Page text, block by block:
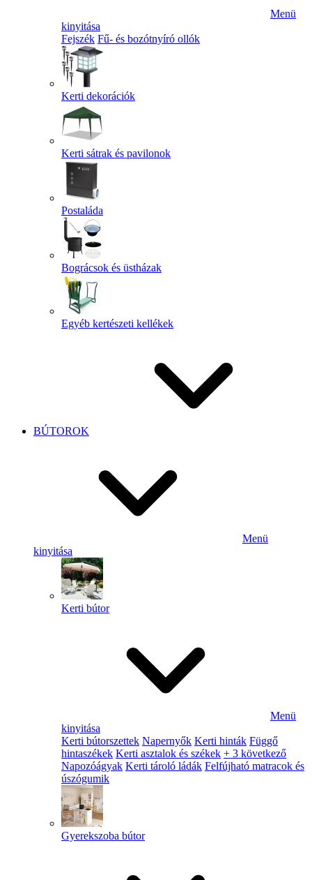
Menü
kinyitása
Fejszék Fű- és bozótnyíró ollók
Kerti dekorációk
Kerti sátrak és pavilonok
Postaláda
Bográcsok és üstházak
Egyéb kertészeti kellékek
BÚTOROK
Menü
kinyitása
Kerti bútor
Menü
kinyitása
Kerti bútorszettek Napernyők Kerti hinták Függő
hintaszékek Kerti asztalok és székek + 3 következő
Napozóágyak Kerti tároló ládák Felfújható matracok és
úszógumik
Gyerekszoba bútor